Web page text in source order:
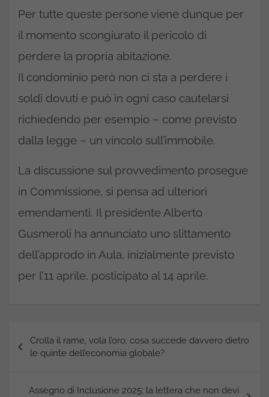
Per tutte queste persone viene dunque per
il momento scongiurato il pericolo di
perdere la propria abitazione.
Il condominio però non ci sta a perdere i
soldi dovuti e può in ogni caso cautelarsi
richiedendo per esempio – come previsto
dalla legge – un vincolo sull’immobile.
La discussione sul provvedimento prosegue
in Commissione, si pensa ad ulteriori
emendamenti. Il presidente Alberto
Gusmeroli ha annunciato uno slittamento
dell’approdo in Aula, inizialmente previsto
per l’11 aprile, posticipato al 14 aprile.
Navigazione
articoli
Crolla il rame, vola l’oro: cosa succede davvero dietro
le quinte dell’economia globale?
Assegno di Inclusione 2025: la lettera che non devi